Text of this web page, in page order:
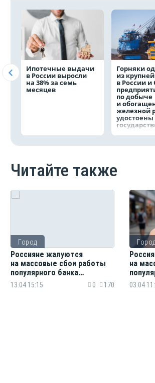
Ипотечные выдачи
в России выросли
на 38% за семь
месяцев
Горняки
из
в России и
по добыче
и
железной
удостоены
наград
Читайте также
Город
Россияне жалуются
на массовые сбои работы
популярного банка
и маркетплейса
13.04 15:15 0 170
Город
на
03.04